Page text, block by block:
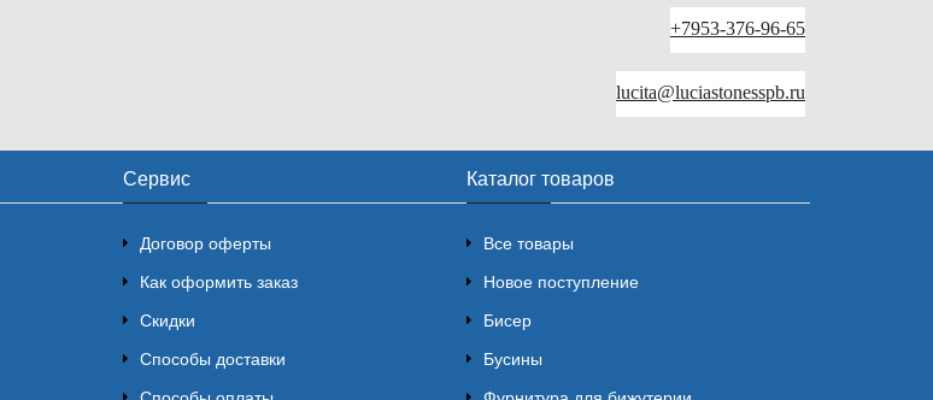
+7953-376-96-65
lucita@luciastonesspb.ru
Сервис
Договор оферты
Как оформить заказ
Скидки
Способы доставки
Каталог товаров
Все товары
Новое поступление
Бисер
Бусины